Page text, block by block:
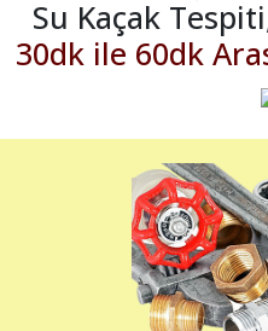
Su Kaçak
30dk ile 60dk